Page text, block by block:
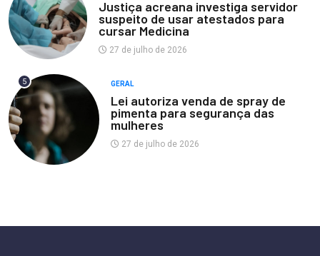
Justiça acreana investiga servidor
suspeito de usar atestados para
cursar Medicina
27 de julho de 2026
5 GERAL
Lei autoriza venda de spray de
pimenta para segurança das
mulheres
27 de julho de 2026